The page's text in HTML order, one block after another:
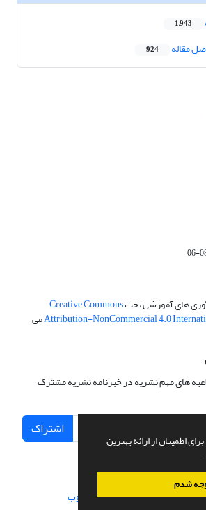
اطمینان از ارائه بهترین
شدم
1,943
مقاله 924
های آموزشی تحتCreative Commons
Attribution-NonCommercial 4.0می
های مهم نشریه در خبرنامه نشریه مشترک
اشتراک
علمی.طراحی و پیاده سازی از سیناوب